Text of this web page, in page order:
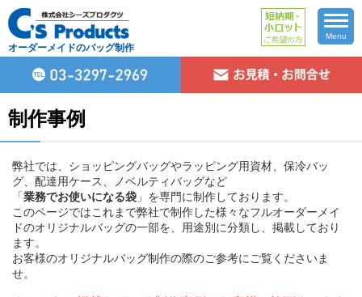
オーダーメイドのバッグ制作
Menu
制作事例
弊社では、ショッピングバッグやラッピング用資材、保冷バッ
グ、配達用ケース、ノベルティバッグなど
「業務でお使いになる袋 」を専門に制作しております。
このページではこれまで弊社で制作した様々なフルオーダーメイ
ドのオリジナルバッグの一部を、用途別に分類し、掲載しており
ます。
お客様のオリジナルバッグ制作の際のご参考にご覧くださいま
せ。